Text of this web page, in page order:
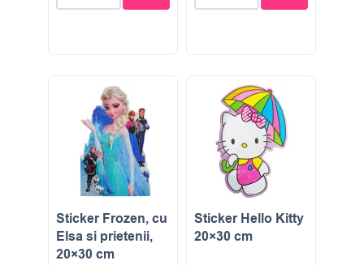
Sticker Frozen, cu
Elsa si prietenii,
20×30 cm
Sticker Hello Kitty
20×30 cm